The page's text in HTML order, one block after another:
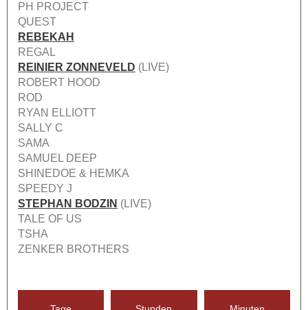
PH PROJECT
QUEST
REBEKAH
REGAL
REINIER ZONNEVELD (LIVE)
ROBERT HOOD
ROD
RYAN ELLIOTT
SALLY C
SAMA
SAMUEL DEEP
SHINEDOE & HEMKA
SPEEDY J
STEPHAN BODZIN (LIVE)
TALE OF US
TSHA
ZENKER BROTHERS